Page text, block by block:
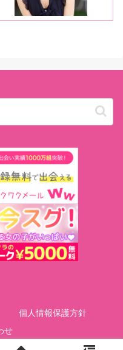
個人情報保護方針
せ